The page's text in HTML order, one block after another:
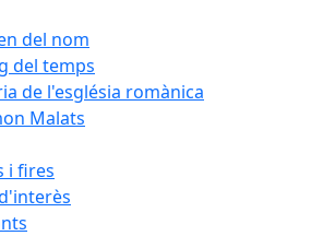
del nom
del temps
de l'església romànica
Malats
i fires